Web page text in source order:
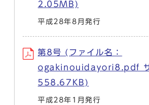
2.05MB)
平成28年8月発行
第8号 (ファイル名：
ogakinouidayori8.pdf サ
558.67KB)
平成28年1月発行